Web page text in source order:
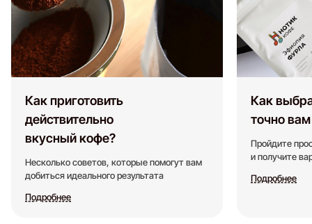
Как приготовить
действительно
вкусный кофе?
Несколько советов, которые помогут вам
добиться идеального результата
Подробнее
Как
точно
Пройдите
и получите
Подробнее